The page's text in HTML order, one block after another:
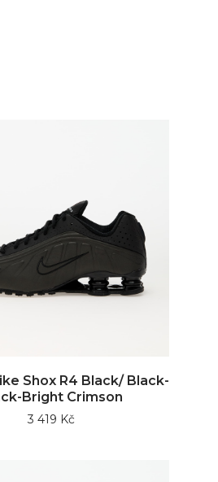
Shox R4 Black/ Black-
Bright Crimson
3 419 Kč